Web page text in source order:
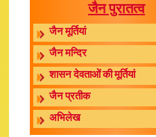
जैन पुरातत्व
जैन मूर्तियां
जैन मन्दिर
शासन देवताओं की मूर्तियां
जैन प्रतीक
अभिलेख